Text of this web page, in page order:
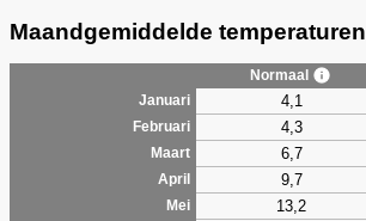
Maandgemiddelde temperaturen
Normaal
Januari
4,1
Februari 4,3
Maart 6,7
April 9,7
Mei 13,2